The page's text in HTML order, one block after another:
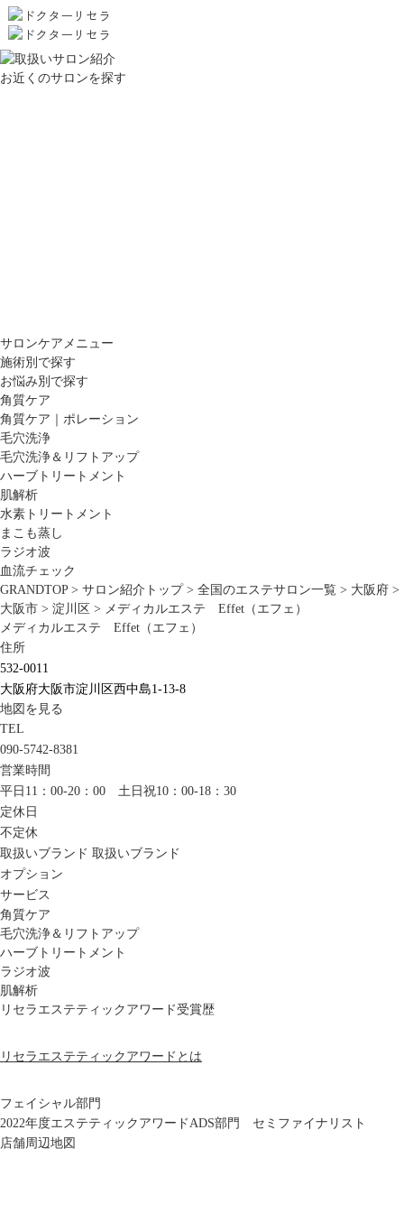
お近くのサロンを探す
サロンケアメニュー
施術別で探す
お悩み別で探す
角質ケア
角質ケア｜ポレーション
毛穴洗浄
毛穴洗浄＆リフトアップ
ハーブトリートメント
肌解析
水素トリートメント
まこも蒸し
ラジオ波
血流チェック
GRANDTOP > サロン紹介トップ > 全国のエステサロン一覧 > 大阪府 >
大阪市 > 淀川区 > メディカルエステ Effet（エフェ）
メディカルエステ Effet（エフェ）
住所
532-0011
大阪府大阪市淀川区西中島1-13-8
地図を見る
TEL
090-5742-8381
営業時間
平日11：00-20：00 土日祝10：00-18：30
定休日
不定休
取扱いブランド 取扱いブランド
オプション
サービス
角質ケア
毛穴洗浄＆リフトアップ
ハーブトリートメント
ラジオ波
肌解析
リセラエステティックアワード受賞歴
リセラエステティックアワードとは
フェイシャル部門
2022年度エステティックアワードADS部門 セミファイナリスト
店舗周辺地図